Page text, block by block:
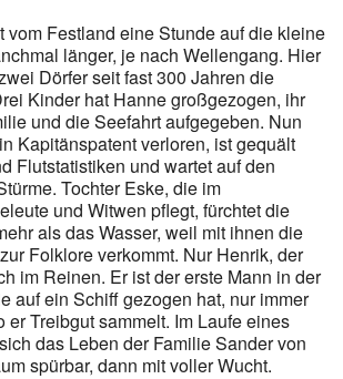
vom Festland eine Stunde auf die kleine
länger, je nach Wellengang. Hier
Dörfer seit fast 300 Jahren die
Kinder hat Hanne großgezogen, ihr
und die Seefahrt aufgegeben. Nun
Kapitänspatent verloren, ist gequält
Flutstatistiken und wartet auf den
Tochter Eske, die im
und Witwen pflegt, fürchtet die
als das Wasser, weil mit ihnen die
Folklore verkommt. Nur Henrik, der
im Reinen. Er ist der erste Mann in der
auf ein Schiff gezogen hat, nur immer
er Treibgut sammelt. Im Laufe eines
das Leben der Familie Sander von
spürbar, dann mit voller Wucht.